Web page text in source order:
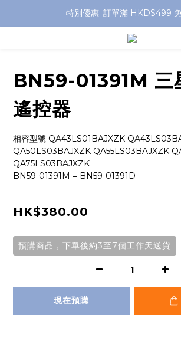
特別優惠: 訂單滿 HKD$499
特別優惠: 訂單滿 HKD$499
門店自取 任何消費免運費
BN59-01391M 三
遙控器
相容型號 QA43LS01BAJXZK
QA50LS03BAJXZK QA55LS03BAJXZK
QA75LS03BAJXZK
BN59-01391M = BN59-01391D
HK$380.00
預購商品，下單後約3至7個工作天送貨
現在預購